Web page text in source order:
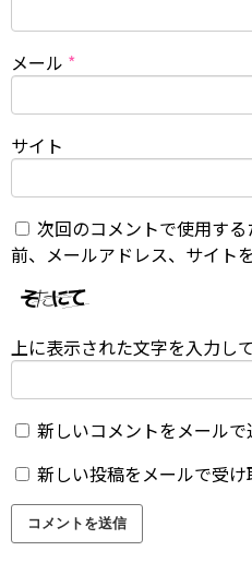
メール *
サイト
次回のコメントで使用す
前、メールアドレス、サイト
上に表示された文字を入力し
新しいコメントをメールで
新しい投稿をメールで受け